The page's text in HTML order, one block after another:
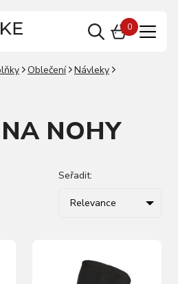
0
Oblečení
Návleky
NA NOHY
Seřadit:
Relevance